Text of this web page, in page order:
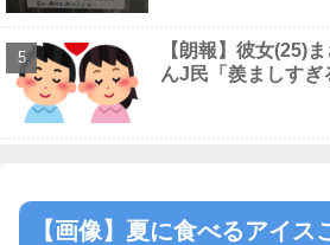
【朗報】彼女(25)
んJ民「羨ましすぎ
【画像】夏に食べるアイス